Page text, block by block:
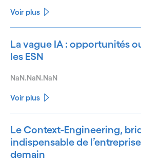
Voir plus
La vague IA : opportunités
les ESN
NaN.NaN.NaN
Voir plus
Le Context-Engineering,
indispensable de
demain